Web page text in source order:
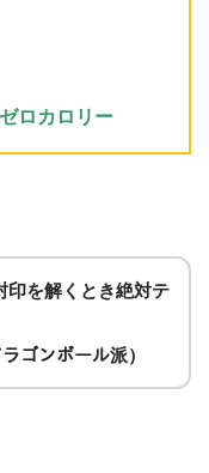
ロカロリー
印を解くとき絶対テ
ゴンボール派）